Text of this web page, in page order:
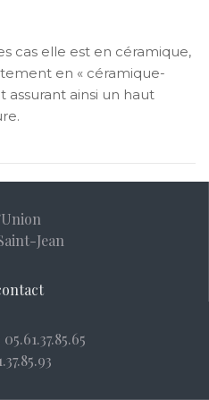
cas elle est en céramique,
en « céramique-
assurant ainsi un haut
Jean